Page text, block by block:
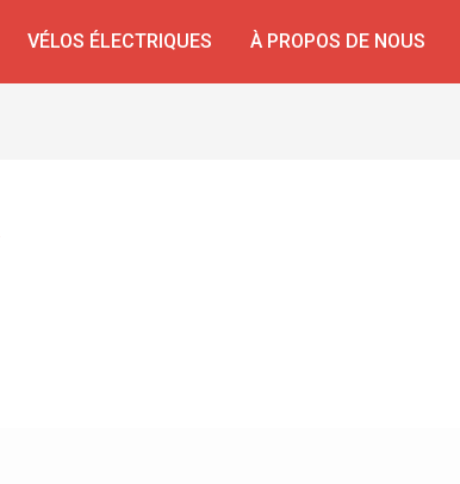
VÉLOS ÉLECTRIQUES À PROPOS DE NOUS